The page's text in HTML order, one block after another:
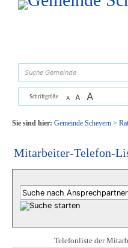
Zum Inhalt, zur Navigationoder zur
Schriftgröße A A A
Sie sind hier: Gemeinde Scheyern>
Mitarbeiter-Telefon-
Telefonliste der